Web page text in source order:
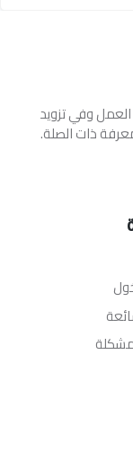
وفي تزويد
ذات الصلة.
مشكلة